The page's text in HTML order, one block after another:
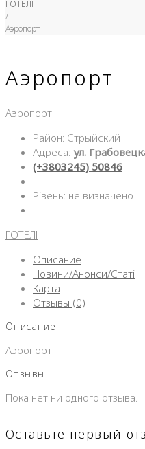
ГОТЕЛІ
/
Аэропорт
Аэропорт
Аэропорт
Район: Стрыйский
Адреса: ул.
(+3803245) 50846
Рівень: не визначено
ГОТЕЛІ
Описание
Новини/Анонси/Статі
Карта
Отзывы (0)
Описание
Аэропорт
Отзывы
Пока нет ни одного отзыва.
Оставьте первый